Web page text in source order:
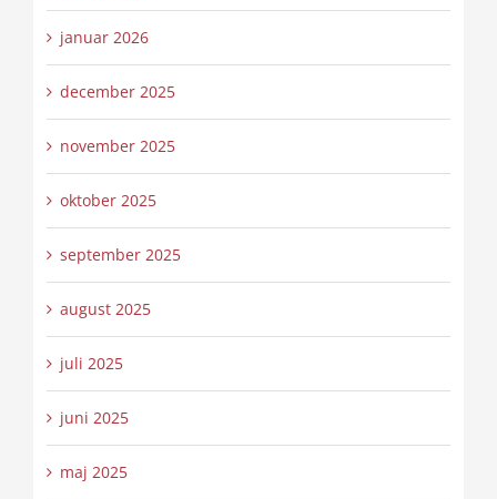
januar 2026
december 2025
november 2025
oktober 2025
september 2025
august 2025
juli 2025
juni 2025
maj 2025